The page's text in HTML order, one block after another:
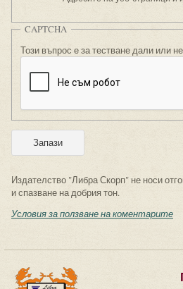
CAPTCHA
Този въпрос е за тестване дали или
Издателство "Либра Скорп" не носи
и спазване на добрия тон.
Условия за ползване на коментарите